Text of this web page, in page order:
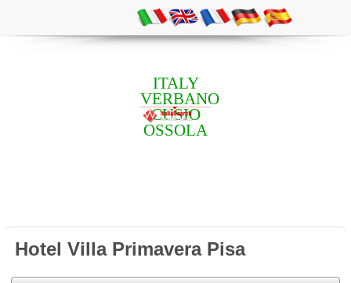
ITALY
VERBANO
CUSIO
OSSOLA
Hotel Villa Primavera Pisa